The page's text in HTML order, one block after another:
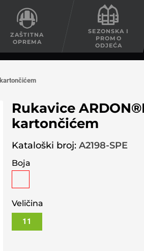
ZAŠTITNA
OPREMA
SEZONSKA I
PROMO
ODJEĆA
Rukavice
kartončićem
Kataloški broj: A2198-SPE
Boja
Veličina
11